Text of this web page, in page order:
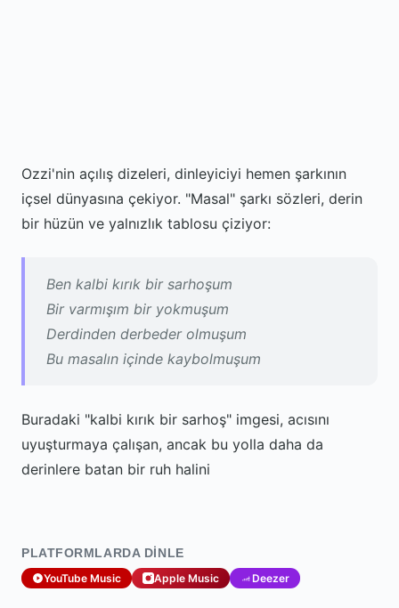
Ozzi'nin açılış dizeleri, dinleyiciyi hemen şarkının
içsel dünyasına çekiyor. "Masal" şarkı sözleri, derin
bir hüzün ve yalnızlık tablosu çiziyor:
Ben kalbi kırık bir sarhoşum
Bir varmışım bir yokmuşum
Derdinden derbeder olmuşum
Bu masalın içinde kaybolmuşum
Buradaki "kalbi kırık bir sarhoş" imgesi, acısını
uyuşturmaya çalışan, ancak bu yolla daha da
derinlere batan bir ruh halini
PLATFORMLARDA DINLE
YouTube Music Apple Music Deezer